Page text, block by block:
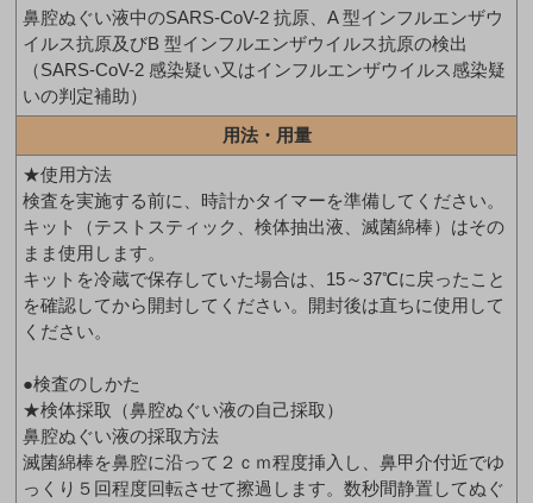
鼻腔ぬぐい液中のSARS-CoV-2 抗原、A 型インフルエンザウ
イルス抗原及びB 型インフルエンザウイルス抗原の検出
（SARS-CoV-2 感染疑い又はインフルエンザウイルス感染疑
いの判定補助）
用法・用量
★使用方法
検査を実施する前に、時計かタイマーを準備してください。
キット（テストスティック、検体抽出液、滅菌綿棒）はその
まま使用します。
キットを冷蔵で保存していた場合は、15～37℃に戻ったこと
を確認してから開封してください。開封後は直ちに使用して
ください。
●検査のしかた
★検体採取（鼻腔ぬぐい液の自己採取）
鼻腔ぬぐい液の採取方法
滅菌綿棒を鼻腔に沿って２ｃｍ程度挿入し、鼻甲介付近でゆ
っくり５回程度回転させて擦過します。数秒間静置してぬぐ